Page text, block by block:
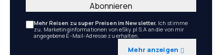
Mehr Reisen zu super Preisen im Newsletter. Ich stimme
zu, Marketinginformationen von eSky.pl S.A an die von mir
angegebene E-Mail-Adresse zu erhalten.
Mehr anzeigen
Abonnieren